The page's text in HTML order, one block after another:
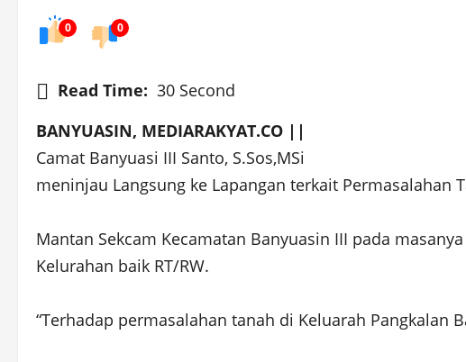
0 0
Read Time: 30 Second
BANYUASIN, MEDIARAKYAT.CO ||
Camat Banyuasi III Santo, S.Sos,MSi
meninjau Langsung ke Lapangan terkait Permasalahan
Mantan Sekcam Kecamatan Banyuasin III pada
Kelurahan baik RT/RW.
“Terhadap permasalahan tanah di Keluarah Pangkalan